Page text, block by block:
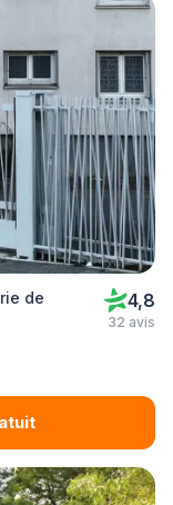
de
4,8
32 avis